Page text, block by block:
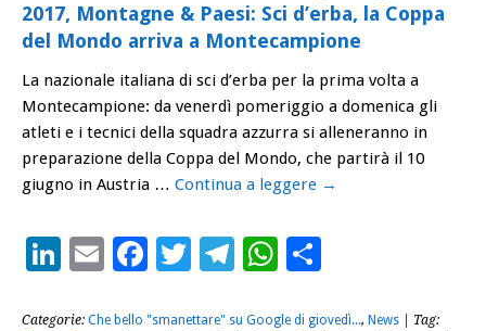
2017, Montagne & Paesi: Sci d’erba, la Coppa
del Mondo arriva a Montecampione
La nazionale italiana di sci d’erba per la prima volta a
Montecampione: da venerdì pomeriggio a domenica gli
atleti e i tecnici della squadra azzurra si alleneranno in
preparazione della Coppa del Mondo, che partirà il 10
giugno in Austria … Continua a leggere →
LinkedIn
EmailFacebook
Twitter
Telegram
WhatsApp
Categorie: Che bello "smanettare" su Google di giovedì..., News | Tag: